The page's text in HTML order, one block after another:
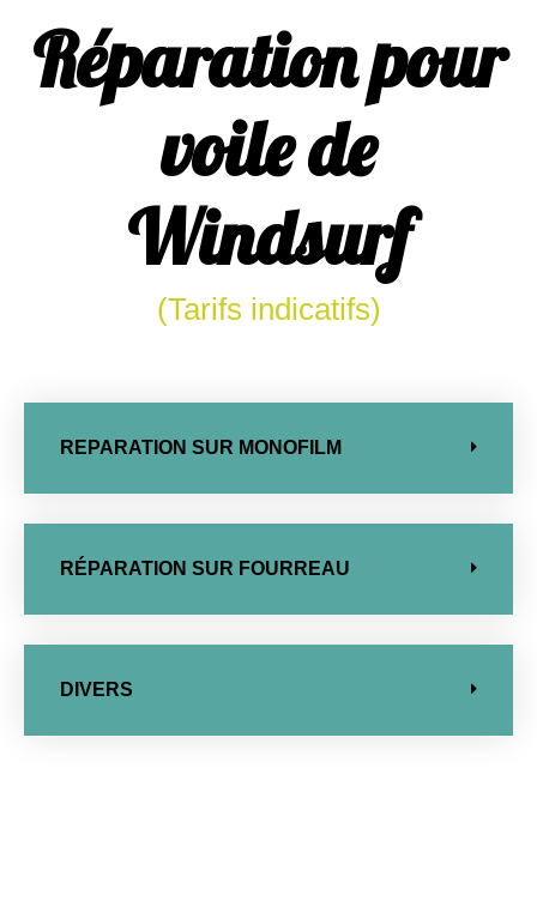
Réparation pour
voile de
Windsurf
(Tarifs indicatifs)
REPARATION SUR MONOFILM
RÉPARATION SUR FOURREAU
DIVERS